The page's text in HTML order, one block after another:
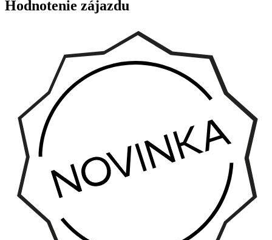
Hodnotenie zájazdu